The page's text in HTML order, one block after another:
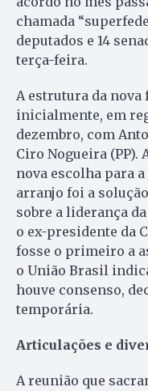
chamada
deputados e 14
terça-feira.
A estrutura da nova
inicialmente, em
dezembro, com
Ciro Nogueira (PP).
nova escolha para
arranjo foi a
sobre a liderança da
o ex-presidente da
fosse o primeiro a
o União Brasil
houve consenso,
temporária.
Articulações e
A reunião que